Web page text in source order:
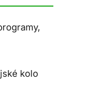
kolo